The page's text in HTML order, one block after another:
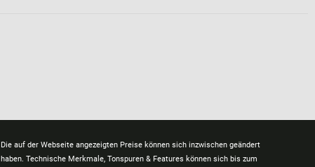
Die auf der Webseite angezeigten Preise können sich inzwischen geändert
haben. Technische Merkmale, Tonspuren & Features können sich bis zum